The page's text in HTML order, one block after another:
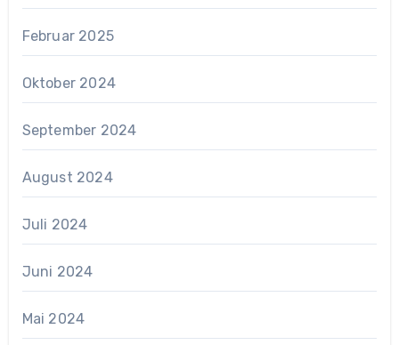
Februar 2025
Oktober 2024
September 2024
August 2024
Juli 2024
Juni 2024
Mai 2024